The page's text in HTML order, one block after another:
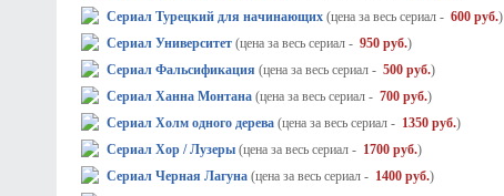
Сериал Турецкий для начинающих (цена за весь сериал - 600 руб.)
Сериал Университет (цена за весь сериал - 950 руб.)
Сериал Фальсификация (цена за весь сериал - 500 руб.)
Сериал Ханна Монтана (цена за весь сериал - 700 руб.)
Сериал Холм одного дерева (цена за весь сериал - 1350 руб.)
Сериал Хор / Лузеры (цена за весь сериал - 1700 руб.)
Сериал Черная Лагуна (цена за весь сериал - 1400 руб.)